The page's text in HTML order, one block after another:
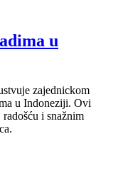
u
zajednickom
u Indoneziji. Ovi
i snažnim